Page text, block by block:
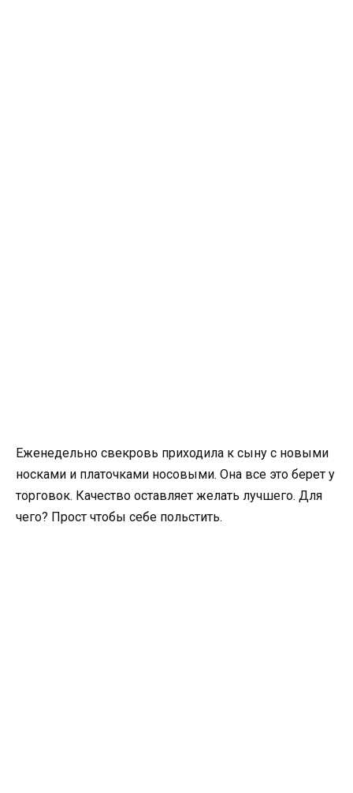
Еженедельно свекровь приходила к сыну с новыми
носками и платочками носовыми. Она все это берет у
торговок. Качество оставляет желать лучшего. Для
чего? Прост чтобы себе польстить.